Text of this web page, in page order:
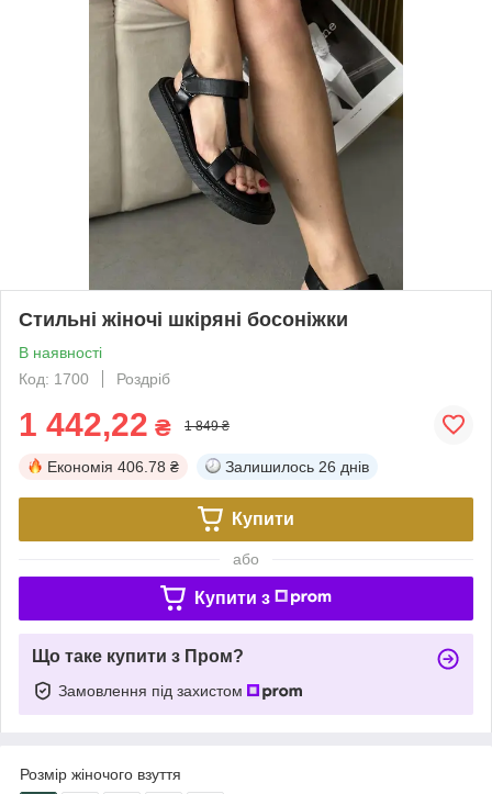
Стильні жіночі шкіряні босоніжки
В наявності
Код: 1700
Роздріб
1 442,22 ₴ 1 849 ₴
Економія 406.78 ₴ Залишилось 26 днів
Купити
або
Купити з
Що таке купити з Пром?
Замовлення під захистом
Розмір жіночого взуття